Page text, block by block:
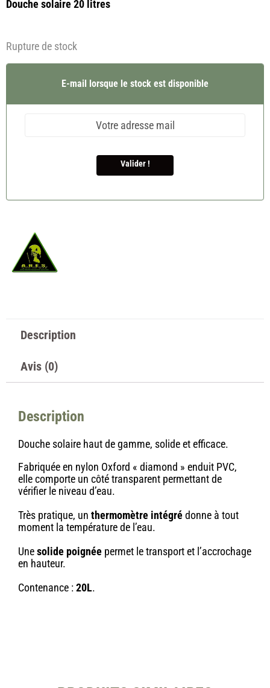
Douche solaire 20 litres
Rupture de stock
E-mail lorsque le stock est disponible
Valider !
Description
Avis (0)
Description
Douche solaire haut de gamme, solide et efficace.
Fabriquée en nylon Oxford « diamond » enduit PVC,
elle comporte un côté transparent permettant de
vérifier le niveau d’eau.
Très pratique, un thermomètre intégrédonne à tout
moment la température de l’eau.
Unesolide poignée permet le transport et l’accrochage
en hauteur.
Contenance :20L.